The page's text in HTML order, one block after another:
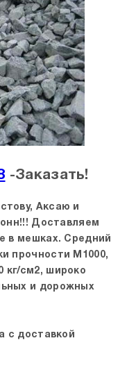
-Заказать!
Аксаю и
Доставляем
в мешках. Средний
прочности М1000,
кг/см2, широко
и дорожных
с доставкой